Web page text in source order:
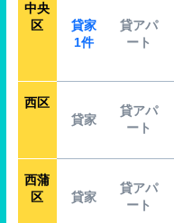
中央
区
貸家
1件
貸アパ
ート
西区
貸家
貸アパ
ート
西蒲
区
貸家
貸アパ
ート